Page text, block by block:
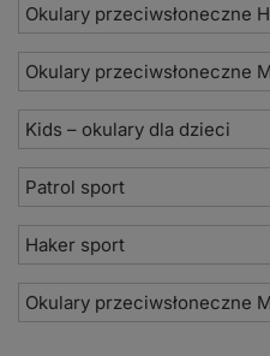
Okulary przeciwsłoneczne
Okulary przeciwsłoneczne
Kids – okulary dla dzieci
Patrol sport
Haker sport
Okulary przeciwsłoneczne